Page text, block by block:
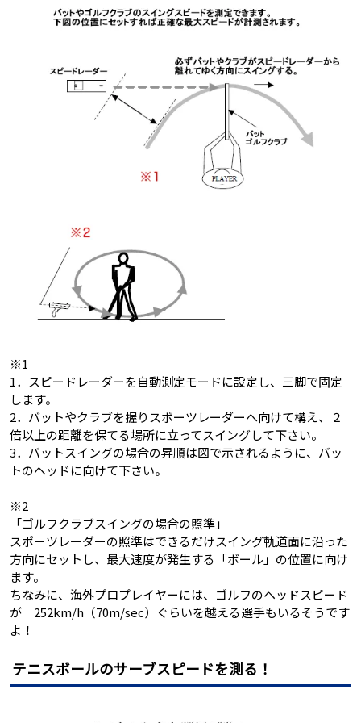
※1
1．スピードレーダーを自動測定モードに設定し、三脚で固定
します。
2．バットやクラブを握りスポーツレーダーへ向けて構え、２
倍以上の距離を保てる場所に立ってスイングして下さい。
3．バットスイングの場合の昇順は図で示されるように、バッ
トのヘッドに向けて下さい。
※2
「ゴルフクラブスイングの場合の照準」
スポーツレーダーの照準はできるだけスイング軌道面に沿った
方向にセットし、最大速度が発生する「ボール」の位置に向け
ます。
ちなみに、海外プロプレイヤーには、ゴルフのヘッドスピード
が 252km/h（70m/sec）ぐらいを越える選手もいるそうです
よ！
テニスボールのサーブスピードを測る！